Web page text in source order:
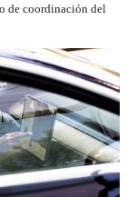
de coordinación del